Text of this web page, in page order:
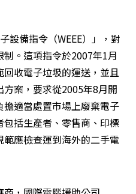
設備指令（WEEE）」，對
。這項指令於2007年1月
收電子垃圾的運送，並且
案，要求從2005年8月開
適當處置市場上廢棄電子
括生產者、零售商、印標
應檢查運到海外的二手電